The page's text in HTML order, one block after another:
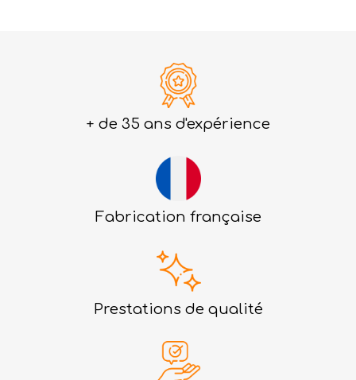
+ de 35 ans d'expérience
Fabrication française
Prestations de qualité